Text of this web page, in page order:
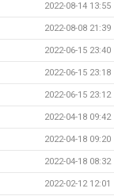
2022-08-14 13:55
2022-08-08 21:39
2022-06-15 23:40
2022-06-15 23:18
2022-06-15 23:12
2022-04-18 09:42
2022-04-18 09:20
2022-04-18 08:32
2022-02-12 12:01